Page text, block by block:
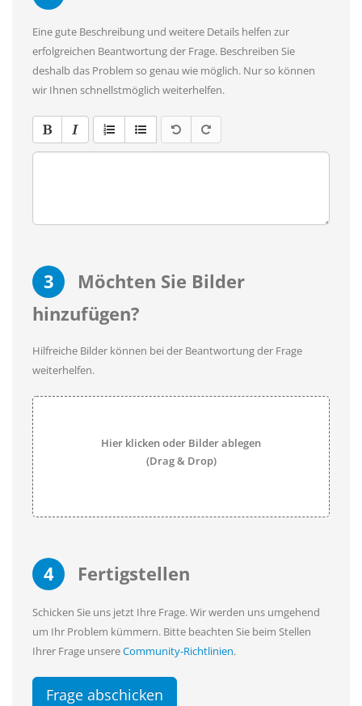
Eine gute Beschreibung und weitere Details helfen zur
erfolgreichen Beantwortung der Frage. Beschreiben Sie
deshalb das Problem so genau wie möglich. Nur so können
wir Ihnen schnellstmöglich weiterhelfen.
3
Möchten Sie Bilder
hinzufügen?
Hilfreiche Bilder können bei der Beantwortung der Frage
weiterhelfen.
Hier klicken oder Bilder ablegen
(Drag & Drop)
4 Fertigstellen
Schicken Sie uns jetzt Ihre Frage. Wir werden uns umgehend
um Ihr Problem kümmern. Bitte beachten Sie beim Stellen
Ihrer Frage unsereCommunity-Richtlinien.
Frage abschicken